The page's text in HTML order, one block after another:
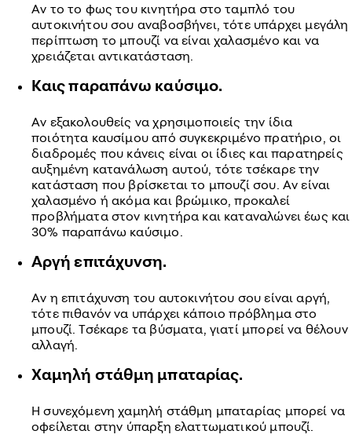
Αν το το φως του κινητήρα στο ταμπλό του
αυτοκινήτου σου αναβοσβήνει, τότε υπάρχει μεγάλη
περίπτωση το μπουζί να είναι χαλασμένο και να
χρειάζεται αντικατάσταση.
Καις παραπάνω καύσιμο.
Αν εξακολουθείς να χρησιμοποιείς την ίδια
ποιότητα καυσίμου από συγκεκριμένο πρατήριο, οι
διαδρομές που κάνεις είναι οι ίδιες και παρατηρείς
αυξημένη κατανάλωση αυτού, τότε τσέκαρε την
κατάσταση που βρίσκεται το μπουζί σου. Αν είναι
χαλασμένο ή ακόμα και βρώμικο, προκαλεί
προβλήματα στον κινητήρα και καταναλώνει έως και
30% παραπάνω καύσιμο.
Αργή επιτάχυνση.
Αν η επιτάχυνση του αυτοκινήτου σου είναι αργή,
τότε πιθανόν να υπάρχει κάποιο πρόβλημα στο
μπουζί. Τσέκαρε τα βύσματα, γιατί μπορεί να θέλουν
αλλαγή.
Χαμηλή στάθμη μπαταρίας.
Η συνεχόμενη χαμηλή στάθμη μπαταρίας μπορεί να
οφείλεται στην ύπαρξη ελαττωματικού μπουζί.